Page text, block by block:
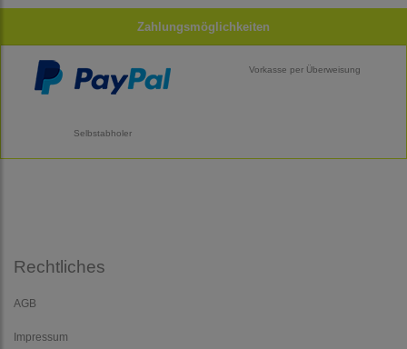
Zahlungsmöglichkeiten
Vorkasse per Überweisung
Selbstabholer
Rechtliches
AGB
Impressum